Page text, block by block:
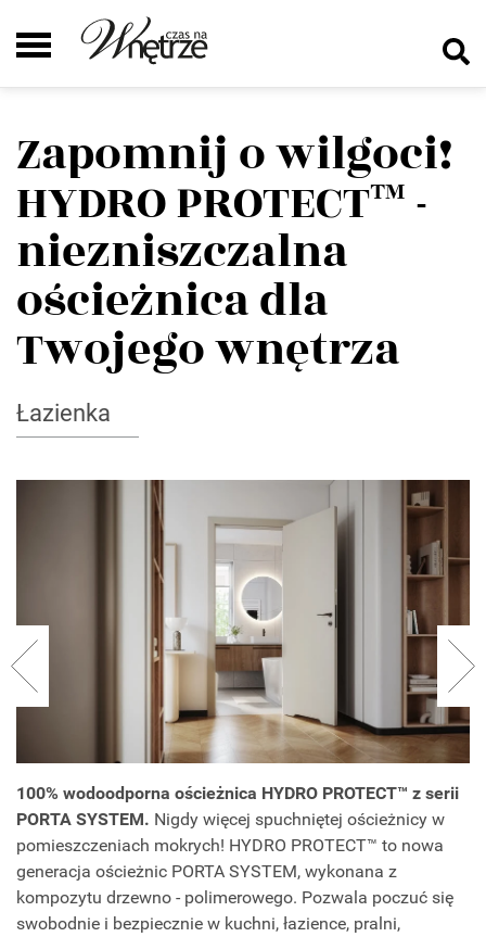
Zapomnij o wilgoci!
HYDRO PROTECT™ -
niezniszczalna
ościeżnica dla
Twojego wnętrza
Łazienka
100% wodoodporna ościeżnica HYDRO PROTECT™ z serii
PORTA SYSTEM. Nigdy więcej spuchniętej ościeżnicy w
pomieszczeniach mokrych! HYDRO PROTECT™ to nowa
generacja ościeżnic PORTA SYSTEM, wykonana z
kompozytu drzewno - polimerowego. Pozwala poczuć się
swobodnie i bezpiecznie w kuchni, łazience, pralni,